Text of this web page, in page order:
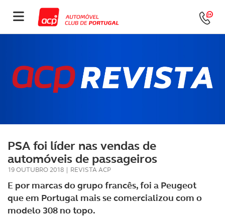
PSA foi líder nas vendas de
automóveis de passageiros
19 OUTUBRO 2018 | REVISTA ACP
E por marcas do grupo francês, foi a Peugeot
que em Portugal mais se comercializou com o
modelo 308 no topo.